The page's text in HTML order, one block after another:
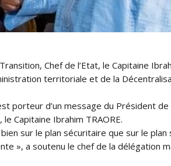
Chef de l’Etat, le Capitaine
territoriale et de la
porteur d’un message du Président de
Capitaine Ibrahim TRAORE.
sur le plan sécuritaire que sur le
», a soutenu le chef de la délégation